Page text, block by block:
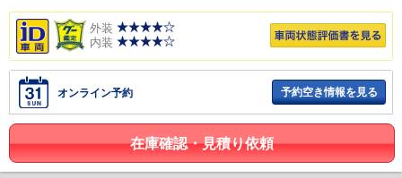
外装
内装
オンライン予約 予約空き情報を見る
在庫確認・見積り依頼